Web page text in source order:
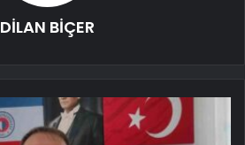
DİLAN BİÇER